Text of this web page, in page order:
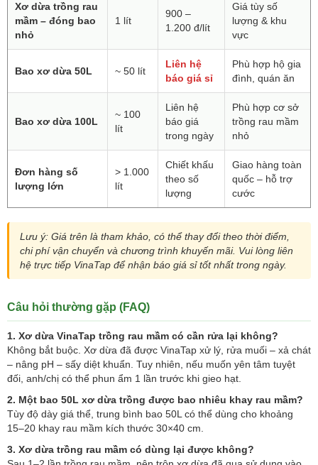
Xơ dừa trồng rau
mầm – đóng bao
nhỏ
1 lít
900 –
1.200 đ/lít
Giá tùy số
lượng & khu
vực
Bao xơ dừa 50L ~ 50 lít
Liên hệ
báo giá sỉ
Phù hợp hộ gia
đình, quán ăn
Bao xơ dừa 100L
~ 100
lít
Liên hệ
báo giá
trong ngày
Phù hợp cơ sở
trồng rau mầm
nhỏ
Đơn hàng số
lượng lớn
> 1.000
lít
Chiết khấu
theo số
lượng
Giao hàng toàn
quốc – hỗ trợ
cước
Lưu ý: Giá trên là tham khảo, có thể thay đổi theo thời điểm,
chi phí vận chuyển và chương trình khuyến mãi. Vui lòng liên
hệ trực tiếp VinaTap để nhận báo giá sỉ tốt nhất trong ngày.
Câu hỏi thường gặp (FAQ)
1. Xơ dừa VinaTap trồng rau mầm có cần rửa lại không?
Không bắt buộc. Xơ dừa đã được VinaTap xử lý, rửa muối – xả chát
– nâng pH – sấy diệt khuẩn. Tuy nhiên, nếu muốn yên tâm tuyệt
đối, anh/chị có thể phun ẩm 1 lần trước khi gieo hạt.
2. Một bao 50L xơ dừa trồng được bao nhiêu khay rau mầm?
Tùy độ dày giá thể, trung bình bao 50L có thể dùng cho khoảng
15–20 khay rau mầm kích thước 30×40 cm.
3. Xơ dừa trồng rau mầm có dùng lại được không?